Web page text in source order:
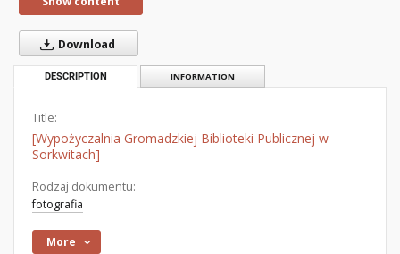
Download
DESCRIPTION INFORMATION
Title:
[Wypożyczalnia Gromadzkiej Biblioteki Publicznej w
Sorkwitach]
Rodzaj dokumentu:
fotografia
More